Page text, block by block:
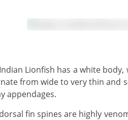
from wide to very thin and
appendages.